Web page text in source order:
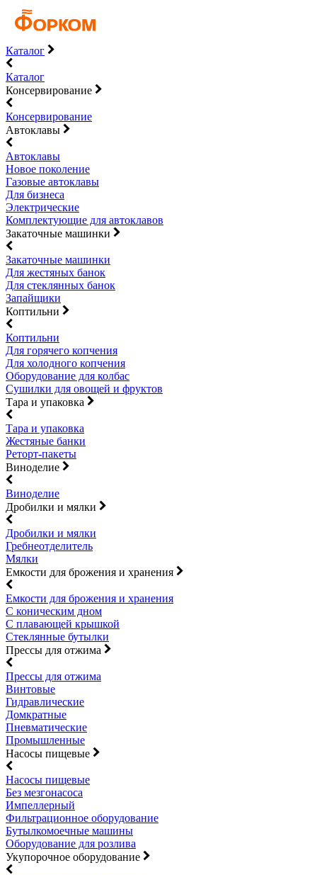
Каталог
Каталог
Консервирование
Консервирование
Автоклавы
Автоклавы
Новое поколение
Газовые автоклавы
Для бизнеса
Электрические
Комплектующие для автоклавов
Закаточные машинки
Закаточные машинки
Для жестяных банок
Для стеклянных банок
Запайщики
Коптильни
Коптильни
Для горячего копчения
Для холодного копчения
Оборудование для колбас
Сушилки для овощей и фруктов
Тара и упаковка
Тара и упаковка
Жестяные банки
Реторт-пакеты
Виноделие
Виноделие
Дробилки и мялки
Дробилки и мялки
Гребнеотделитель
Мялки
Емкости для брожения и хранения
Емкости для брожения и хранения
С коническим дном
С плавающей крышкой
Стеклянные бутылки
Прессы для отжима
Прессы для отжима
Винтовые
Гидравлические
Домкратные
Пневматические
Промышленные
Насосы пищевые
Насосы пищевые
Без мезгонасоса
Импеллерный
Фильтрационное оборудование
Бутылкомоечные машины
Оборудование для розлива
Укупорочное оборудование